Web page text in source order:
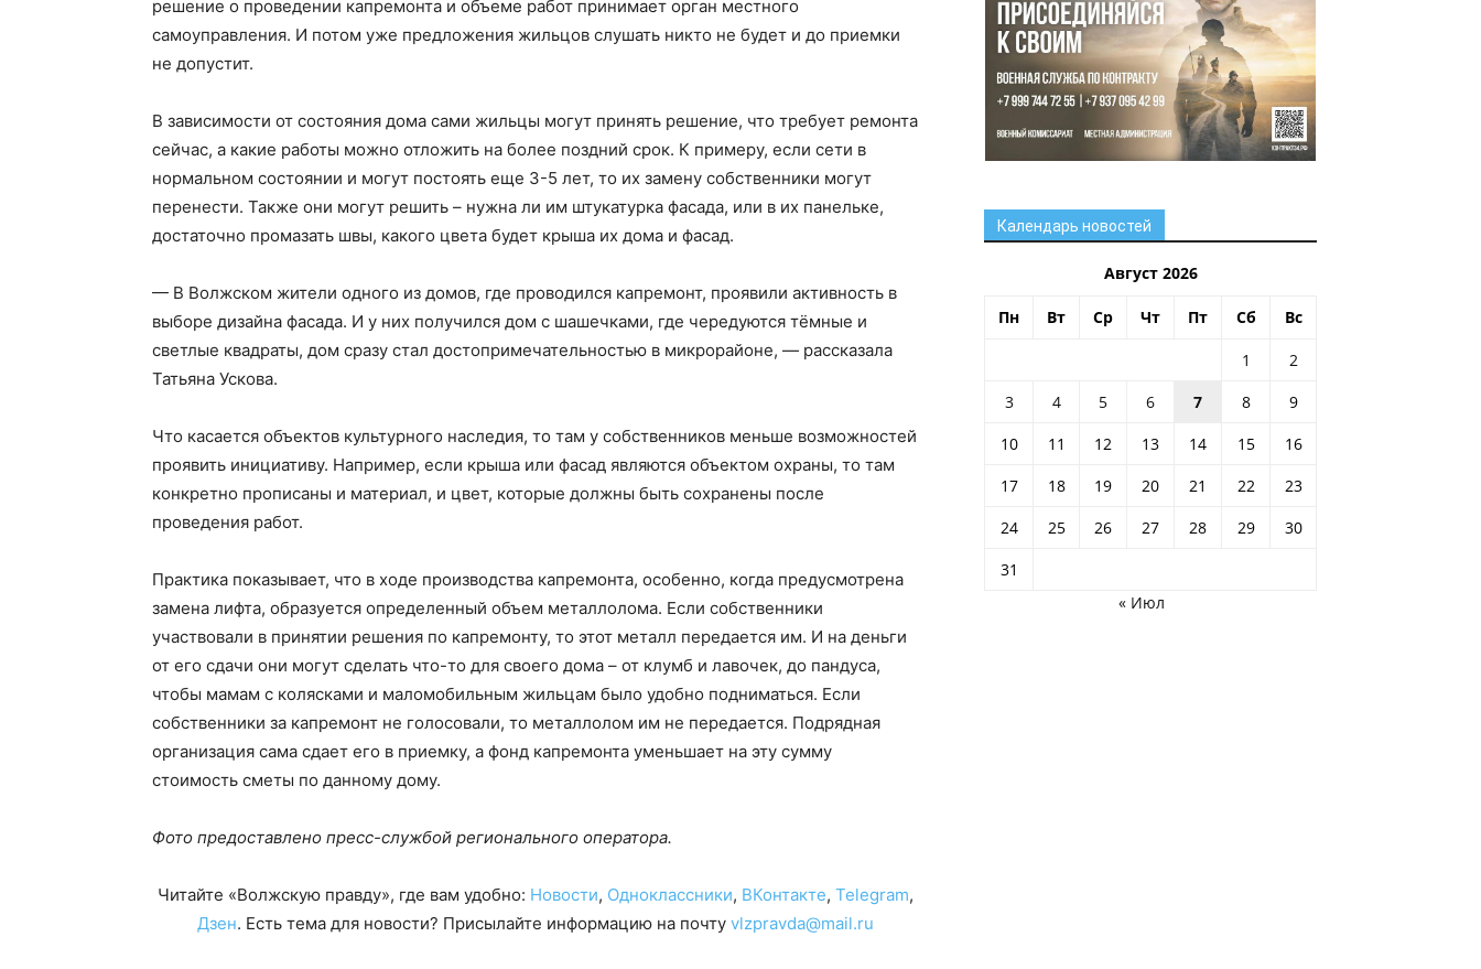
решение о проведении капремонта и объеме работ принимает орган местного
самоуправления. И потом уже предложения жильцов слушать никто не будет и до приемки
не допустит.
В зависимости от состояния дома сами жильцы могут принять решение, что требует ремонта
сейчас, а какие работы можно отложить на более поздний срок. К примеру, если сети в
нормальном состоянии и могут постоять еще 3-5 лет, то их замену собственники могут
перенести. Также они могут решить – нужна ли им штукатурка фасада, или в их панельке,
достаточно промазать швы, какого цвета будет крыша их дома и фасад.
— В Волжском жители одного из домов, где проводился капремонт, проявили активность в
выборе дизайна фасада. И у них получился дом с шашечками, где чередуются тёмные и
светлые квадраты, дом сразу стал достопримечательностью в микрорайоне, — рассказала
Татьяна Ускова.
Что касается объектов культурного наследия, то там у собственников меньше возможностей
проявить инициативу. Например, если крыша или фасад являются объектом охраны, то там
конкретно прописаны и материал, и цвет, которые должны быть сохранены после
проведения работ.
Практика показывает, что в ходе производства капремонта, особенно, когда предусмотрена
замена лифта, образуется определенный объем металлолома. Если собственники
участвовали в принятии решения по капремонту, то этот металл передается им. И на деньги
от его сдачи они могут сделать что-то для своего дома – от клумб и лавочек, до пандуса,
чтобы мамам с колясками и маломобильным жильцам было удобно подниматься. Если
собственники за капремонт не голосовали, то металлолом им не передается. Подрядная
организация сама сдает его в приемку, а фонд капремонта уменьшает на эту сумму
стоимость сметы по данному дому.
Фото предоставлено пресс-службой регионального оператора.
Читайте «Волжскую правду», где вам удобно: Новости, Одноклассники, ВКонтакте, Telegram,
Дзен. Есть тема для новости? Присылайте информацию на почту vlzpravda@mail.ru
Календарь новостей
Август 2026
Пн Вт Ср Чт Пт Сб Вс
1
2
3
4 5 6 7 8
9
10
11 12 13 14 15
16
17
18 19 20 21 22
23
24
25 26 27 28 29
30
31
« Июл